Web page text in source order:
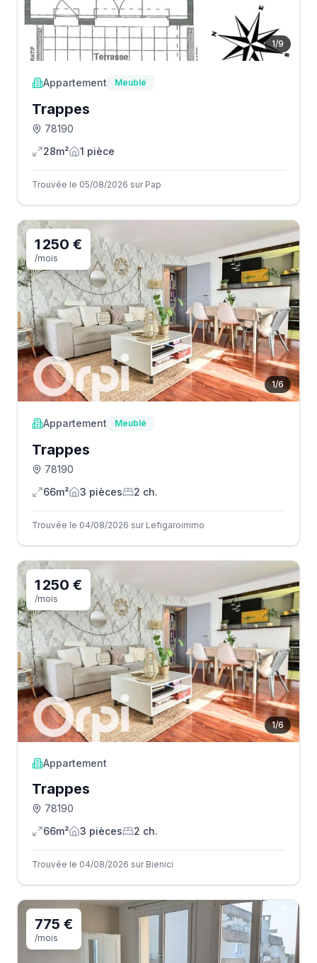
1/9
Appartement Meublé
Trappes
78190
28m²
1 pièce
Trouvée le 05/08/2026 sur Pap
1/6
1 250 €
/mois
Appartement Meublé
Trappes
78190
66m²
3 pièces 2 ch.
Trouvée le 04/08/2026 sur Lefigaroimmo
1/6
1 250 €
/mois
Appartement
Trappes
78190
66m²
3 pièces 2 ch.
Trouvée le 04/08/2026 sur Bienici
775 €
/mois